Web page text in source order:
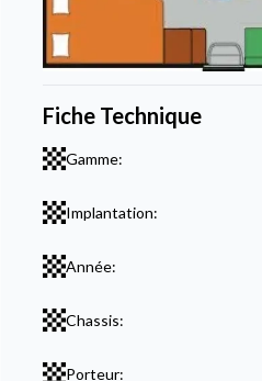
Fiche Technique
Gamme:
Implantation:
Année:
Chassis:
Porteur: